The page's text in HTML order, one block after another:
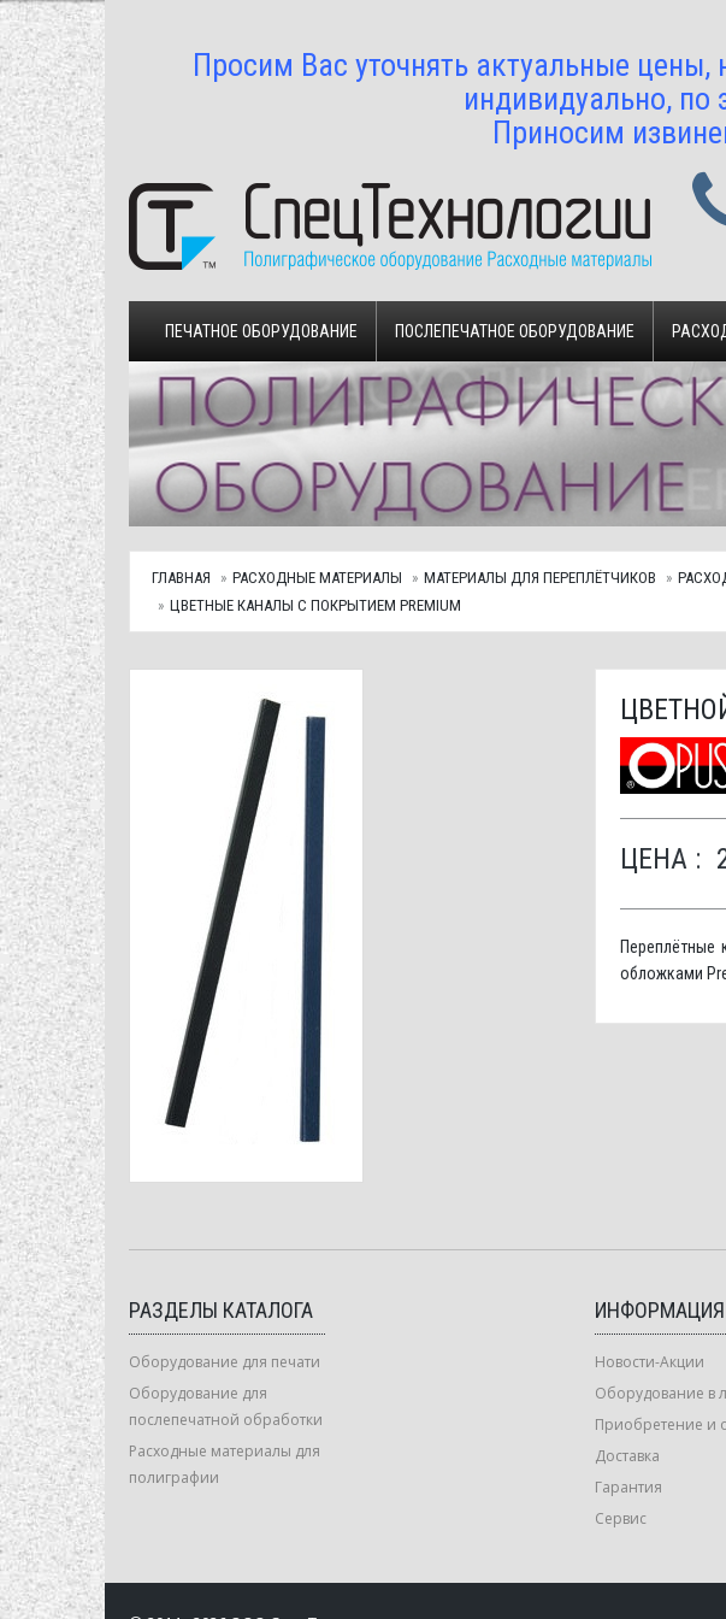
Просим Вас уточнять актуальные
индивидуально, по
Приносим
ПЕЧАТНОЕ ОБОРУДОВАНИЕ ПОСЛЕПЕЧАТНОЕ ОБОРУДОВАНИЕ
ГЛАВНАЯ РАСХОДНЫЕ МАТЕРИАЛЫ МАТЕРИАЛЫ ДЛЯ ПЕРЕПЛЁТЧИКОВ
ЦВЕТНЫЕ КАНАЛЫ С ПОКРЫТИЕМ PREMIUM
ЦЕНА :
Переплётные
обложками
РАЗДЕЛЫ КАТАЛОГА
Оборудование для печати
Оборудование для
послепечатной обработки
Расходные материалы для
полиграфии
ИНФОРМАЦИЯ
Новости-Акции
Оборудование в
Приобретение и
Доставка
Гарантия
Сервис